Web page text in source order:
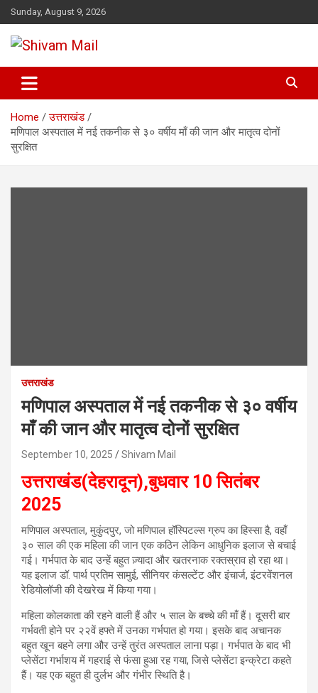
Skip
to
content
Sunday, August 9, 2026
Shivam Mail
Home
उत्तराखंड
मणिपाल अस्पताल में नई तकनीक से ३० वर्षीय माँ की जान और मातृत्व दोनों
सुरक्षित
उत्तराखंड
मणिपाल अस्पताल में नई तकनीक से ३० वर्षीय
माँ की जान और मातृत्व दोनों सुरक्षित
September 10, 2025 Shivam Mail
उत्तराखंड(देहरादून),बुधवार 10 सितंबर
2025
मणिपाल अस्पताल, मुकुंदपुर, जो मणिपाल हॉस्पिटल्स ग्रुप का हिस्सा है, वहाँ
३० साल की एक महिला की जान एक कठिन लेकिन आधुनिक इलाज से बचाई
गई। गर्भपात के बाद उन्हें बहुत ज़्यादा और खतरनाक रक्तस्राव हो रहा था।
यह इलाज डॉ. पार्थ प्रतिम सामुई, सीनियर कंसल्टेंट और इंचार्ज, इंटरवेंशनल
रेडियोलॉजी की देखरेख में किया गया।
महिला कोलकाता की रहने वाली हैं और ५ साल के बच्चे की माँ हैं। दूसरी बार
गर्भवती होने पर २२वें हफ्ते में उनका गर्भपात हो गया। इसके बाद अचानक
बहुत खून बहने लगा और उन्हें तुरंत अस्पताल लाना पड़ा। गर्भपात के बाद भी
प्लेसेंटा गर्भाशय में गहराई से फंसा हुआ रह गया, जिसे प्लेसेंटा इन्क्रेटा कहते
हैं। यह एक बहुत ही दुर्लभ और गंभीर स्थिति है।